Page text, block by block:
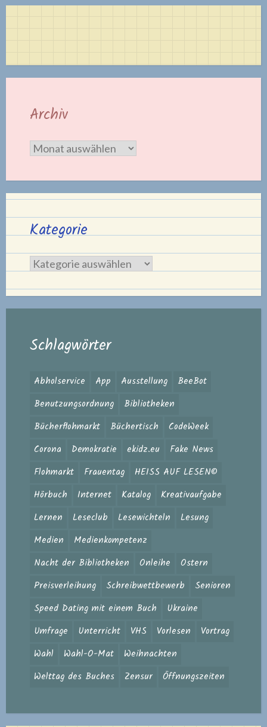
Archiv
Archiv
Kategorie
Kategorie
Schlagwörter
Abholservice App Ausstellung
BeeBot
Benutzungsordnung
Bibliotheken
Bücherflohmarkt
Büchertisch
CodeWeek
Corona
Demokratie ekidz.eu
Fake News
Flohmarkt
Frauentag
HEISS AUF LESEN©
Hörbuch
Internet Katalog
Kreativaufgabe
Lernen
Leseclub Lesewichteln
Lesung
Medien
Medienkompetenz
Nacht der Bibliotheken
Onleihe
Ostern
Preisverleihung
Schreibwettbewerb
Senioren
Speed Dating mit einem Buch
Ukraine
Umfrage
Unterricht VHS Vorlesen
Vortrag
Wahl
Wahl-O-Mat
Weihnachten
Welttag des Buches
Zensur Öffnungszeiten